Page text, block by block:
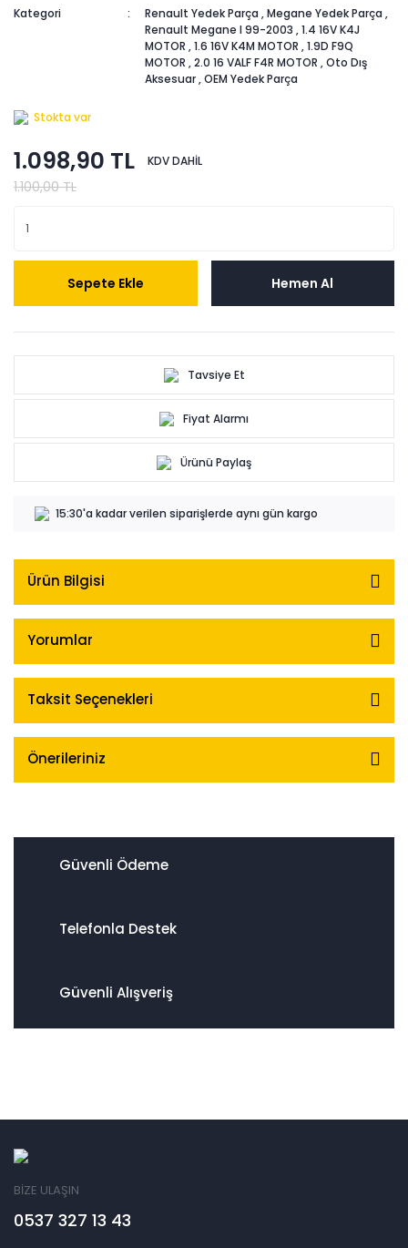
Kategori
Renault Yedek Parça ,Megane Yedek Parça ,
Renault Megane I 99-2003 ,1.4 16V K4J
MOTOR ,1.6 16V K4M MOTOR ,1.9D F9Q
MOTOR ,2.0 16 VALF F4R MOTOR ,Oto Dış
Aksesuar,OEM Yedek Parça
Stokta var
1.098,90 TL KDV DAHİL
1.100,00 TL
Sepete Ekle Hemen Al
Tavsiye Et
Fiyat Alarmı
Ürünü Paylaş
15:30'a kadar verilen siparişlerde aynı gün kargo
Ürün Bilgisi
Yorumlar
Taksit Seçenekleri
Önerileriniz
Güvenli Ödeme
Telefonla Destek
Güvenli Alışveriş
BİZE ULAŞIN
0537 327 13 43